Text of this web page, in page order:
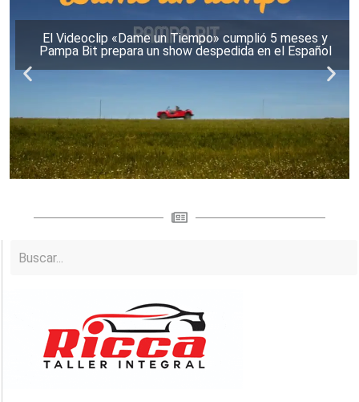
El Videoclip «Dame un Tiempo» cumplió 5 meses y
Pampa Bit prepara un show despedida en el Español